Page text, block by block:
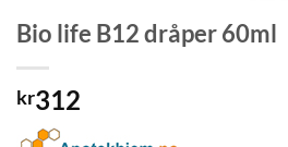
Bio life B12 dråper 60ml
kr312